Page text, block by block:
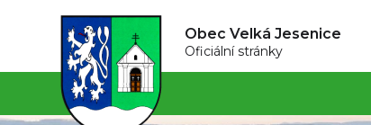
Obec Velká Jesenice
Oficiální stránky